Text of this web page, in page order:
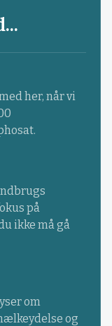
her, når vi
på
ikke må gå
om
og